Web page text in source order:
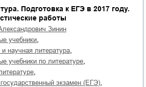
Подготовка к ЕГЭ в 2017 году.
работы
Александрович Зинин
учебники
и научная литература
учебники по литературе
государственный экзамен (ЕГЭ)